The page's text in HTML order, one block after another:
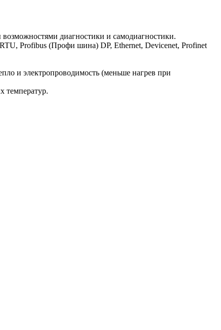
диагностики и самодиагностики.
Profibus (Профи шина) DP, Ethernet, Devicenet, Profinet
и электропроводимость (меньше нагрев при
температур.